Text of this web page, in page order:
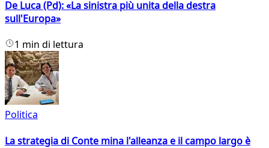
De Luca (Pd): «La sinistra più unita della destra
sull'Europa»
1 min di lettura
Politica
La strategia di Conte mina l'alleanza e il campo largo è